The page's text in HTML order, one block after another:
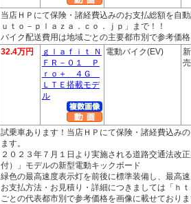
当店ＨＰにて保険・諸経費込みのお支払総額を自
ｕｔｏ－ｐｌａｚａ．ｃｏ．ｊｐ」まで！！
バイク配送費用は地域ごとの主要都市別で参考価
32.4万円
ｇｌａｆｉｔ Ｎ
ＦＲ－０１ Ｐ
ｒｏ＋ ４Ｇ
ＬＴＥ搭載モデ
ル
電動バイク(EV)
試乗車あります！当店ＨＰにて保険・諸経費込み
ます。
２０２３年７月１日より実施される道路交通法改
付）」モデルの新型電動キックボード
緑色の最高速度表示灯を前後に標準装備し、最高
お支払方法・お見積り・詳細につきましては「ｈ
ごとの代表都市別で参考価格を画像に載せており